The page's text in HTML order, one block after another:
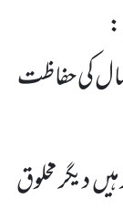
:
کی حفاظت
دیگر مخلوق